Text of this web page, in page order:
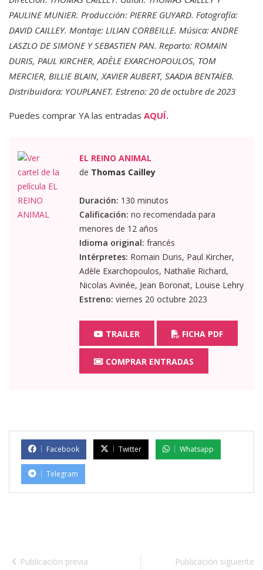
PAULINE MUNIER. Producción: PIERRE GUYARD. Fotografía:
DAVID CAILLEY. Montaje: LILIAN CORBEILLE. Música: ANDRE
LASZLO DE SIMONE Y SEBASTIEN PAN. Reparto: ROMAIN
DURIS, PAUL KIRCHER, ADÈLE EXARCHOPOULOS, TOM
MERCIER, BILLIE BLAIN, XAVIER AUBERT, SAADIA BENTAÏEB.
Distribuidora: YOUPLANET. Estreno: 20 de octubre de 2023
Puedes comprar YA las entradas AQUÍ.
EL REINO ANIMAL
de Thomas Cailley
Duración: 130 minutos
Calificación: no recomendada para
menores de 12 años
Idioma original: francés
Intérpretes: Romain Duris, Paul Kircher,
Adèle Exarchopoulos, Nathalie Richard,
Nicolas Avinée, Jean Boronat, Louise Lehry
Estreno: viernes 20 octubre 2023
TRAILER FICHA PDF
COMPRAR ENTRADAS
Facebook Twitter Whatsapp
Telegram
Publicación previa Publicación siguiente